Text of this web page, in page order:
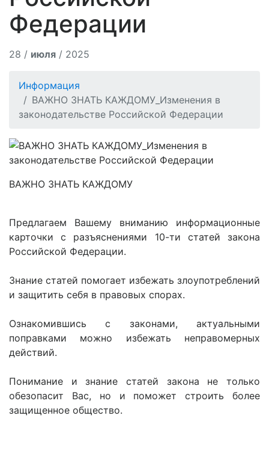
Федерации
28 / июля / 2025
Информация
ВАЖНО ЗНАТЬ КАЖДОМУ_Изменения в
законодательстве Российской Федерации
ВАЖНО ЗНАТЬ КАЖДОМУ
Предлагаем Вашему вниманию информационные
карточки с разъяснениями 10-ти статей закона
Российской Федерации.
Знание статей помогает избежать злоупотреблений
и защитить себя в правовых спорах.
Ознакомившись с законами, актуальными
поправками можно избежать неправомерных
действий.
Понимание и знание статей закона не только
обезопасит Вас, но и поможет строить более
защищенное общество.